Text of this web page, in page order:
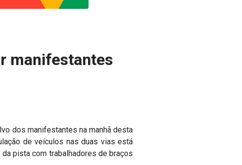
manifestantes
dos manifestantes na manhã desta
de veículos nas duas vias está
pista com trabalhadores de braços